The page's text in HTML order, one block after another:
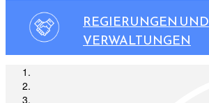
REGIERUNGEN UND
VERWALTUNGEN